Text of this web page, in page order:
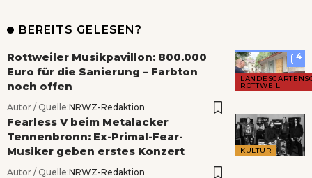
BEREITS GELESEN?
4
ROTTWEIL
Rottweiler Musikpavillon: 800.000
Euro für die Sanierung – Farbton
noch offen
Autor / Quelle:NRWZ-Redaktion
KULTUR
Fearless V beim Metalacker
Tennenbronn: Ex-Primal-Fear-
Musiker geben erstes Konzert
Autor / Quelle:NRWZ-Redaktion